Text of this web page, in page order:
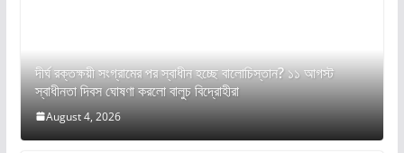
দীর্ঘ রক্তক্ষয়ী সংগ্রামের পর স্বাধীন হচ্ছে বালোচিস্তান? ১১ আগস্ট
স্বাধীনতা দিবস ঘোষণা করলো বালুচ বিদ্রোহীরা
August 4, 2026